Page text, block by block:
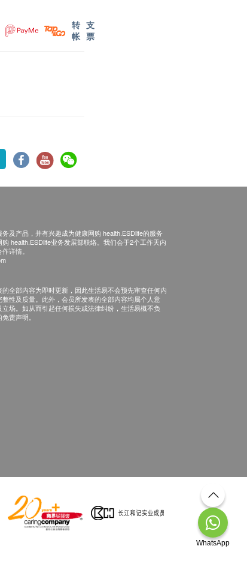
转
帐
支
票
及产品，并有兴趣成为健康网购 health.ESDlife的服务
health.ESDlife业务发展部联络。我们会于2个工作天内
详情。
全部内容为即时更新，因此生活易不会预先审查任何内
性及质量。此外，会员所发表的全部内容均属个人意
场。如从而引起任何损失或法律纠纷，生活易概不负
责声明。
WhatsApp